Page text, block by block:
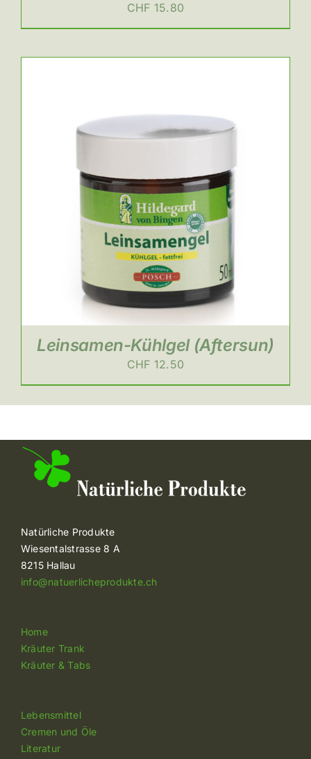
CHF 15.80
Leinsamen-Kühlgel (Aftersun)
CHF 12.50
Natürliche Produkte
Wiesentalstrasse 8 A
8215 Hallau
info@natuerlicheprodukte.ch
Home
Kräuter Trank
Kräuter & Tabs
Lebensmittel
Cremen und Öle
Literatur